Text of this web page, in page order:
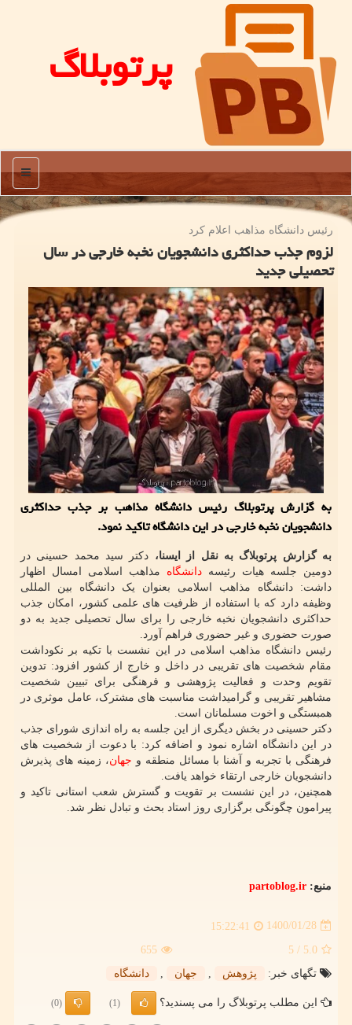
پرتوبلاگ
منو
رئیس دانشگاه مذاهب اعلام كرد
لزوم جذب حداكثری دانشجویان نخبه خارجی در سال
تحصیلی جدید
به گزارش پرتوبلاگ رئیس دانشگاه مذاهب بر جذب حداکثری
دانشجویان نخبه خارجی در این دانشگاه تاکید نمود.
به گزارش پرتوبلاگ به نقل از ایسنا، دکتر سید محمد حسینی در
دومین جلسه هیات رئیسه دانشگاه مذاهب اسلامی امسال اظهار
داشت: دانشگاه مذاهب اسلامی بعنوان یک دانشگاه بین المللی
وظیفه دارد که با استفاده از ظرفیت های علمی کشور، امکان جذب
حداکثری دانشجویان نخبه خارجی را برای سال تحصیلی جدید به دو
صورت حضوری و غیر حضوری فراهم آورد.
رئیس دانشگاه مذاهب اسلامی در این نشست با تکیه بر نکوداشت
مقام شخصیت های تقریبی در داخل و خارج از کشور افزود: تدوین
تقویم وحدت و فعالیت پژوهشی و فرهنگی برای تبیین شخصیت
مشاهیر تقریبی و گرامیداشت مناسبت های مشترک، عامل موثری در
همبستگی و اخوت مسلمانان است.
دکتر حسینی در بخش دیگری از این جلسه به راه اندازی شورای جذب
در این دانشگاه اشاره نمود و اضافه کرد: با دعوت از شخصیت های
فرهنگی با تجربه و آشنا با مسائل منطقه و جهان، زمینه های پذیرش
دانشجویان خارجی ارتقاء خواهد یافت.
همچنین، در این نشست بر تقویت و گسترش شعب استانی تاکید و
پیرامون چگونگی برگزاری روز استاد بحث و تبادل نظر شد.
منبع: partoblog.ir
1400/01/28
15:22:41
5.0
/ 5
655
تگهای خبر:
پژوهش جهان دانشگاه
این مطلب پرتوبلاگ را می پسندید؟ (1)
(0)